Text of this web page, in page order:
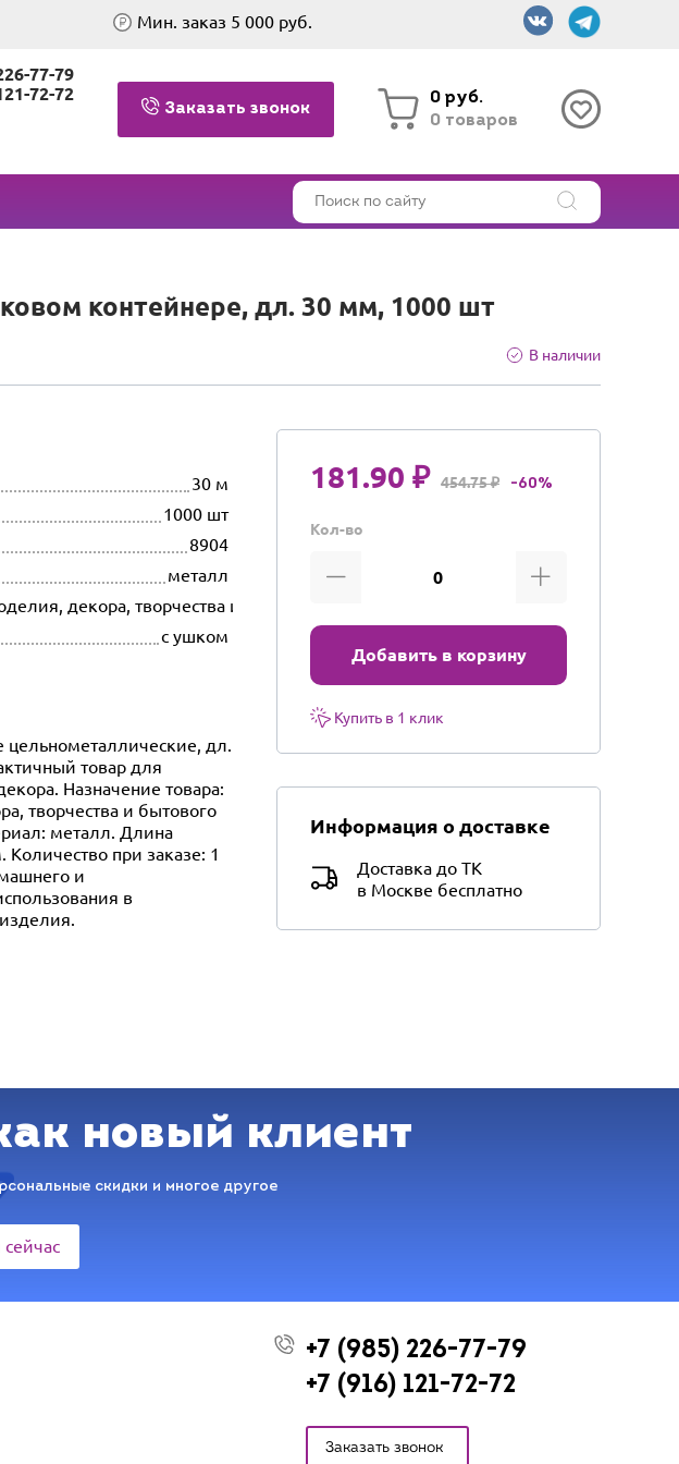
Мин. заказ 5 000 руб.
77-79
72-72
Заказать звонок
0 руб.
0 товаров
контейнере, дл. 30 мм, 1000 шт
В наличии
30 м
1000 шт
8904
металл
декора, творчества и бытового использования
с ушком
цельнометаллические, дл.
товар для
Назначение товара:
творчества и бытового
металл. Длина
Количество при заказе: 1
и
в
181.90 ₽ 454.75 ₽ -60%
Кол-во
Добавить в корзину
Купить в 1 клик
Информация о доставке
Доставка до ТК
в Москве бесплатно
новый клиент
скидки и многое другое
сейчас
+7 (985) 226-77-79
+7 (916) 121-72-72
Заказать звонок